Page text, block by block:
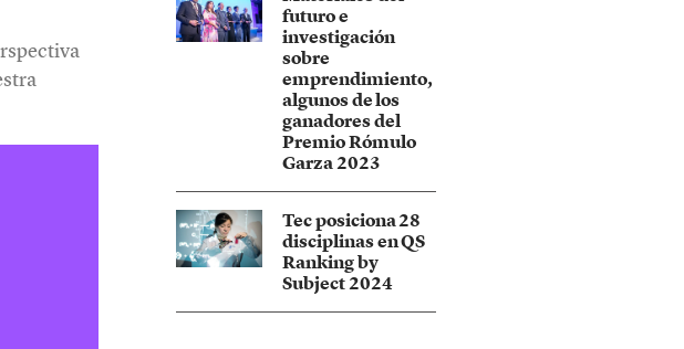
futuro e
investigación
sobre
emprendimiento,
algunos de los
ganadores del
Premio Rómulo
Garza 2023
Tec posiciona 28
disciplinas en QS
Ranking by
Subject 2024